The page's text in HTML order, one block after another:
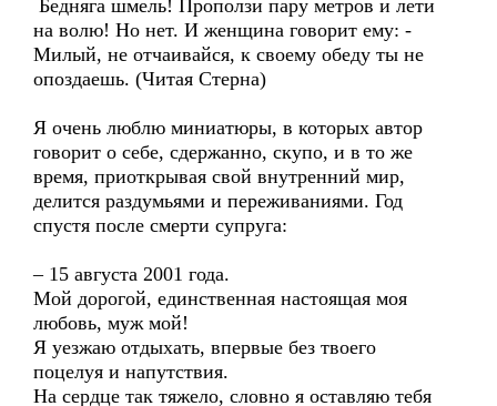
Бедняга шмель! Проползи пару метров и лети
на волю! Но нет. И женщина говорит ему: -
Милый, не отчаивайся, к своему обеду ты не
опоздаешь. (Читая Стерна)
Я очень люблю миниатюры, в которых автор
говорит о себе, сдержанно, скупо, и в то же
время, приоткрывая свой внутренний мир,
делится раздумьями и переживаниями. Год
спустя после смерти супруга:
– 15 августа 2001 года.
Мой дорогой, единственная настоящая моя
любовь, муж мой!
Я уезжаю отдыхать, впервые без твоего
поцелуя и напутствия.
На сердце так тяжело, словно я оставляю тебя